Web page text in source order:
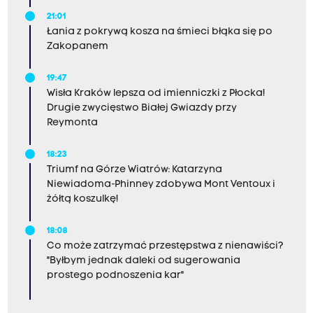
21:01
Łania z pokrywą kosza na śmieci błąka się po
Zakopanem
19:47
Wisła Kraków lepsza od imienniczki z Płocka!
Drugie zwycięstwo Białej Gwiazdy przy
Reymonta
18:23
Triumf na Górze Wiatrów: Katarzyna
Niewiadoma-Phinney zdobywa Mont Ventoux i
żółtą koszulkę!
18:08
Co może zatrzymać przestępstwa z nienawiści?
"Byłbym jednak daleki od sugerowania
prostego podnoszenia kar"